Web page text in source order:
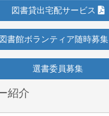
図書貸出宅配サービス
図書館ボランティア随時募集
選書委員募集
紹介